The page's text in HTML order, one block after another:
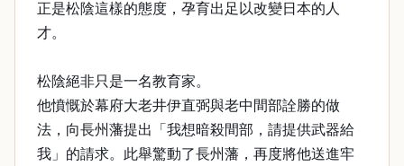
正是松陰這樣的態度，孕育出足以改變日本的人
才。
松陰絕非只是一名教育家。
他憤慨於幕府大老井伊直弼與老中間部詮勝的做
法，向長州藩提出「我想暗殺間部，請提供武器給
我」的請求。此舉驚動了長州藩，再度將他送進牢